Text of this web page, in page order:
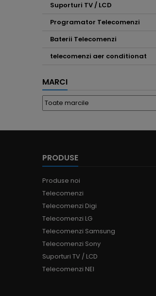
Suporturi TV / LCD
Programator Telecomenzi
Baterii Telecomenzi
telecomenzi aer conditionat
MARCI
PRODUSE
Produse noi
Telecomenzi
Telecomenzi Digi
Telecomenzi LG
Telecomenzi Samsung
Telecomenzi Sony
Suporturi TV / LCD
Telecomenzi NEI